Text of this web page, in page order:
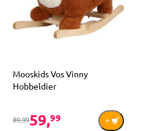
Mooskids Vos Vinny
Hobbeldier
89,9959,99